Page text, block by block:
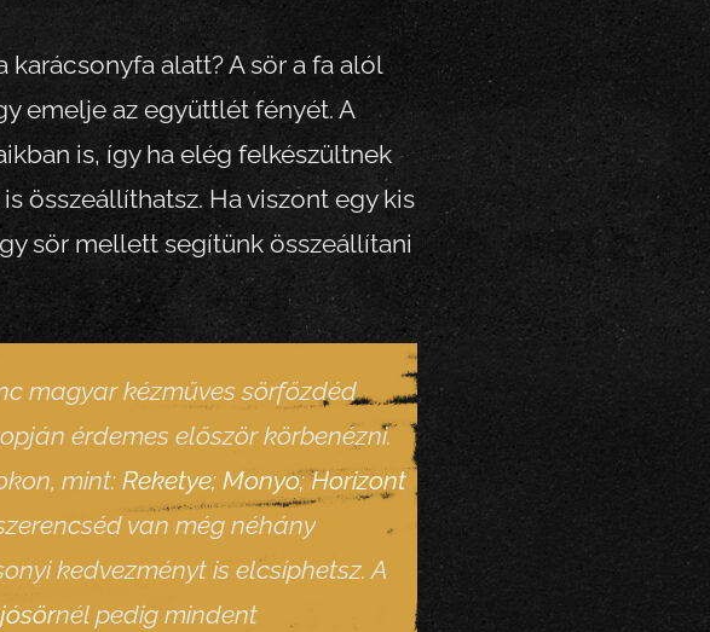
alatt? A sör a fa alól
emelje az együttlét fényét. A
is, így ha elég felkészültnek
összeállíthatsz. Ha viszont egy kis
sör mellett segítünk összeállítani
magyar kézműves sörfőzdéd
érdemes először körbenézni.
mint: Reketye; Monyo;Horizont
van még néhány
kedvezményt is elcsíphetsz. A
nél pedig mindent